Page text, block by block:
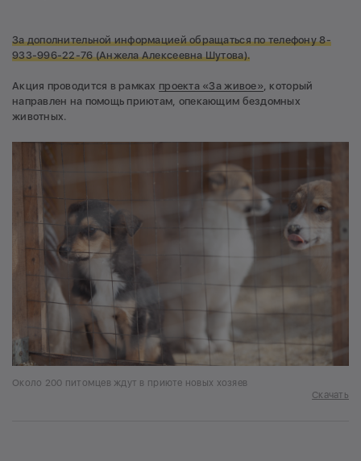
За дополнительной информацией обращаться по телефону8-
933-996-22-76 (Анжела Алексеевна Шутова).
Акция проводится в рамках проекта «За живое», который
направлен на помощь приютам, опекающим бездомных
животных.
Около 200 питомцев ждут в приюте новых хозяев
Скачать